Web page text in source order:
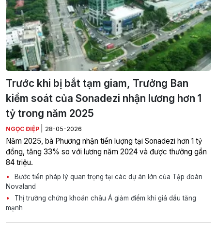
Trước khi bị bắt tạm giam, Trưởng Ban
kiểm soát của Sonadezi nhận lương hơn 1
tỷ trong năm 2025
NGỌC ĐIỆP 28-05-2026
Năm 2025, bà Phương nhận tiền lượng tại Sonadezi hơn 1 tỷ
đồng, tăng 33% so với lương năm 2024 và được thưởng gần
84 triệu.
Bước tiến pháp lý quan trọng tại các dự án lớn của Tập đoàn
Novaland
Thị trường chứng khoán châu Á giảm điểm khi giá dầu tăng
mạnh